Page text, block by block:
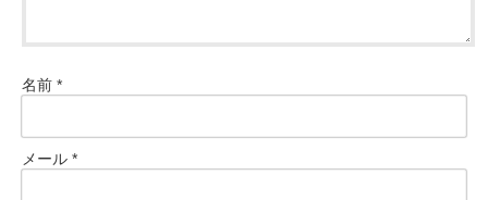
名前 *
メール *